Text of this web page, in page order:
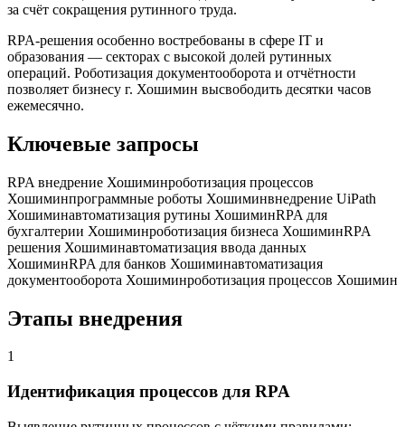
за счёт сокращения рутинного труда.
RPA-решения особенно востребованы в сфере IT и
образования — секторах с высокой долей рутинных
операций. Роботизация документооборота и отчётности
позволяет бизнесу г. Хошимин высвободить десятки часов
ежемесячно.
Ключевые запросы
RPA внедрение Хошиминроботизация процессов
Хошиминпрограммные роботы Хошиминвнедрение UiPath
Хошиминавтоматизация рутины ХошиминRPA для
бухгалтерии Хошиминроботизация бизнеса ХошиминRPA
решения Хошиминавтоматизация ввода данных
ХошиминRPA для банков Хошиминавтоматизация
документооборота Хошиминроботизация процессов Хошимин
Этапы внедрения
1
Идентификация процессов для RPA